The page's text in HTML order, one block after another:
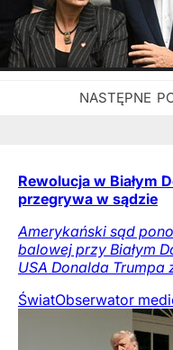
Rewolucja w Białym
przegrywa w sądzie
Amerykański sąd
balowej przy Białym
USA Donalda Trumpa
ŚwiatObserwator